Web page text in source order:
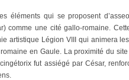
éléments qui se proposent
comme une cité gallo-romaine.
artistique Légion VIII qui animera
en Gaule. La proximité du
fut assiégé par César,